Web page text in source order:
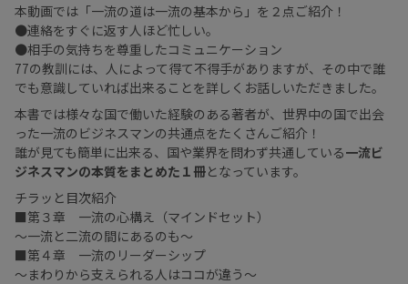
本動画では「一流の道は一流の基本から」を２点ご紹介！
●連絡をすぐに返す人ほど忙しい。
●相手の気持ちを尊重したコミュニケーション
77の教訓には、人によって得て不得手がありますが、その中で誰
でも意識していれば出来ることを詳しくお話しいただきました。
本書では様々な国で働いた経験のある著者が、世界中の国で出会
った一流のビジネスマンの共通点をたくさんご紹介！
誰が見ても簡単に出来る、国や業界を問わず共通している一流ビ
ジネスマンの本質をまとめた１冊となっています。
チラッと目次紹介
■第３章 一流の心構え（マインドセット）
〜一流と二流の間にあるのも〜
■第４章 一流のリーダーシップ
〜まわりから支えられる人はココが違う〜